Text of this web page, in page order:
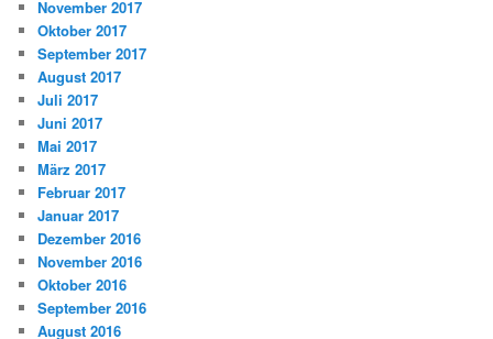
November 2017
Oktober 2017
September 2017
August 2017
Juli 2017
Juni 2017
Mai 2017
März 2017
Februar 2017
Januar 2017
Dezember 2016
November 2016
Oktober 2016
September 2016
August 2016